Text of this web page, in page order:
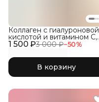
1 500 ₽3 000 ₽−50%
Коллаген с гиалуроновой
кислотой и витамином С,
Без ароматизаторов, 300г
В корзину